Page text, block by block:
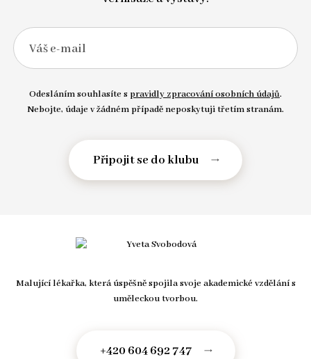
Váš e-mail
Odesláním souhlasíte s pravidly zpracování osobních údajů.
Nebojte, údaje v žádném případě neposkytuji třetím stranám.
Malující lékařka, která úspěšně spojila svoje akademické vzdělání s
uměleckou tvorbou.
+420 604 692 747